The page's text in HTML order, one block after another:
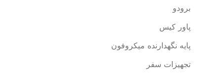
برودو
پاور کیس
پایه نگهدارنده میکروفون
تجهیزات سفر